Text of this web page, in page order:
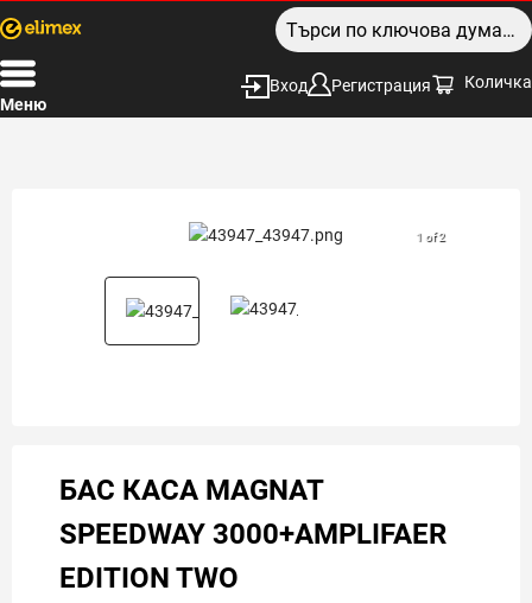
Меню
Вход Регистрация Количка
1 of 2
БАС КАСА MAGNAT
SPEEDWAY 3000+AMPLIFAER
EDITION TWO